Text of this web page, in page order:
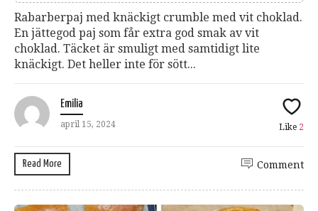
Rabarberpaj med knäckigt crumble med vit choklad.
En jättegod paj som får extra god smak av vit
choklad. Täcket är smuligt med samtidigt lite
knäckigt. Det heller inte för sött...
Emilia
april 15, 2024 Like 2
Read More Comment